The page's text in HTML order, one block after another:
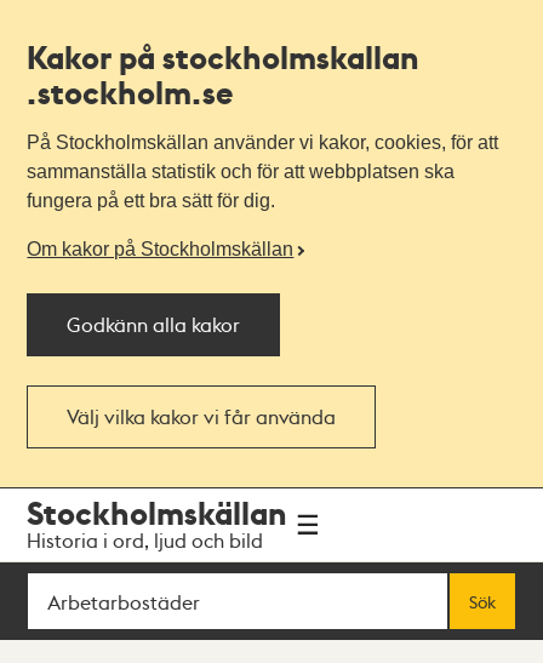
Kakor på stockholmskallan
.stockholm.se
På Stockholmskällan använder vi kakor, cookies, för att
sammanställa statistik och för att webbplatsen ska
fungera på ett bra sätt för dig.
Om kakor på Stockholmskällan
Godkänn alla kakor
Välj vilka kakor vi får använda
navigationen
huvudinnehållet
Stockholmskällan
Historia i ord, ljud och bild
Sök
Sök